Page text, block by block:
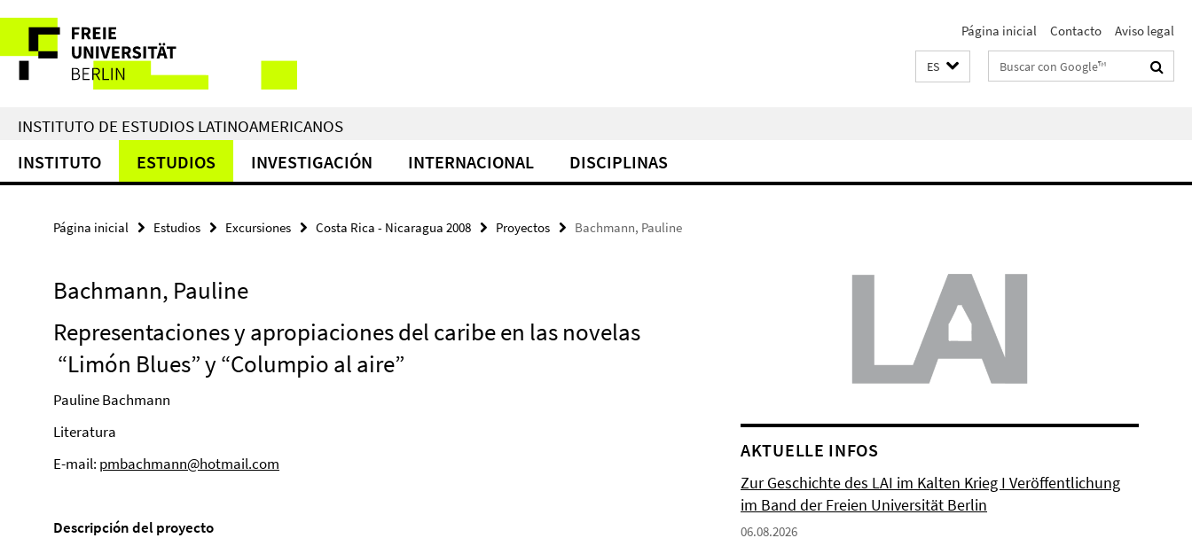
direkt
zu
Inhalt
Herramientas
de
navegación
Página inicial Contacto Aviso legal
ES Suchbegriffe
INSTITUTO DE ESTUDIOS LATINOAMERICANOS
INSTITUTO ESTUDIOS INVESTIGACIÓN INTERNACIONAL DISCIPLINAS
Página inicial Estudios Excursiones Costa Rica - Nicaragua 2008 Proyectos Bachmann, Pauline
Bachmann, Pauline
Representaciones y apropiaciones del caribe en las novelas
“Limón Blues” y “Columpio al aire”
Pauline Bachmann
Literatura
E-mail: pmbachmann@hotmail.com
Descripción del proyecto
AKTUELLE INFOS
Zur Geschichte des LAI im Kalten Krieg I Veröffentlichung
im Band der Freien Universität Berlin
06.08.2026